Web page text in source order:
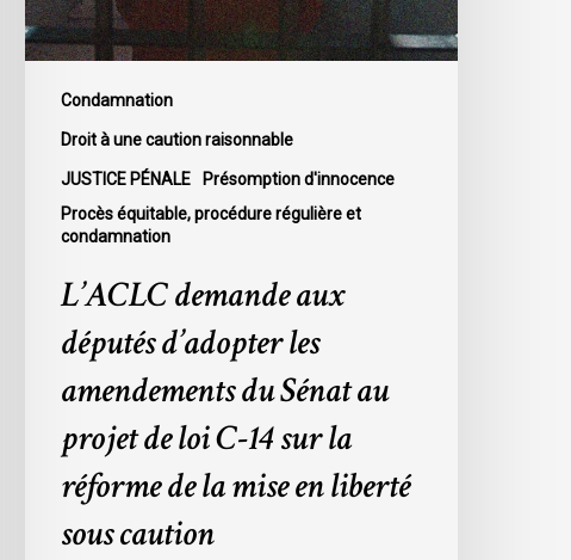
Condamnation
Droit à une caution raisonnable
JUSTICE PÉNALE
Présomption d'innocence
Procès équitable, procédure régulière et
condamnation
Sénat
au
projet
réforme
mise
sous
caution
L’ACLC demande aux
députés d’adopter les
amendements du Sénat au
projet de loi C-14 sur la
réforme de la mise en liberté
sous caution